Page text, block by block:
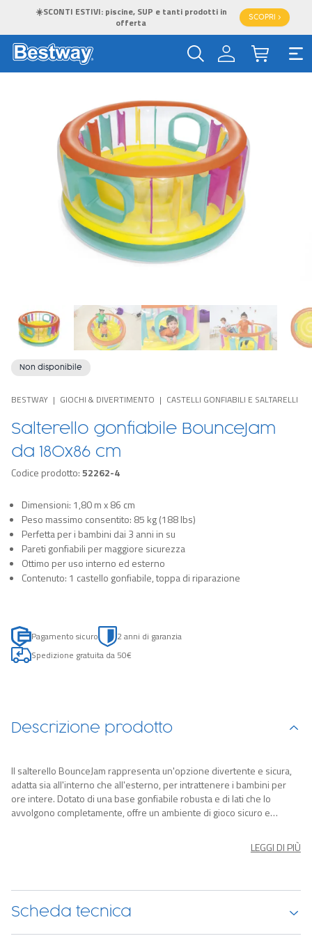
☀️SCONTI ESTIVI: piscine, SUP e tanti prodotti in
offerta
SCOPRI >
Non disponibile
BESTWAY GIOCHI & DIVERTIMENTO CASTELLI GONFIABILI E SALTARELLI
Salterello gonfiabile BounceJam
da 180x86 cm
Codice prodotto:52262-4
Dimensioni: 1,80 m x 86 cm
Peso massimo consentito: 85 kg (188 lbs)
Perfetta per i bambini dai 3 anni in su
Pareti gonfiabili per maggiore sicurezza
Ottimo per uso interno ed esterno
Contenuto: 1 castello gonfiabile, toppa di riparazione
Pagamento sicuro
2 anni di garanzia
Spedizione gratuita da 50€
Descrizione prodotto
Il salterello BounceJam rappresenta un'opzione divertente e sicura,
adatta sia all'interno che all'esterno, per intrattenere i bambini per
ore intere. Dotato di una base gonfiabile robusta e di lati che lo
avvolgono completamente, offre un ambiente di gioco sicuro e
sua struttura solida è progettata per resistere, sopportando salti,
movimento. Il salterello favorisce lo sviluppo delle abilità motorie, la
LEGGI DI PIÙ
Scheda tecnica